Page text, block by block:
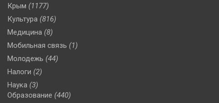
Крым (1177)
Культура (816)
Медицина (8)
Мобильная связь (1)
Молодежь (44)
Налоги (2)
Наука (3)
Образование (440)